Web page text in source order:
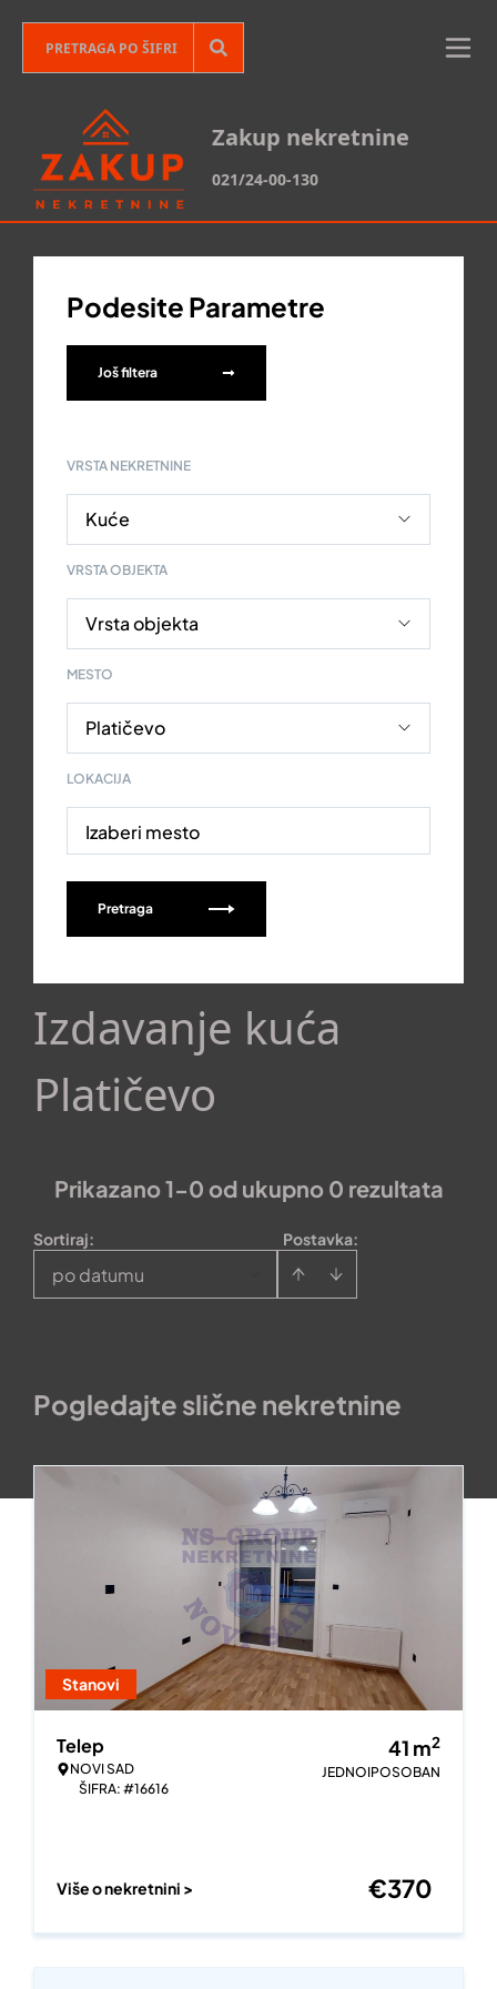
Zakup nekretnine
021/24-00-130
Podesite Parametre
Još filtera
VRSTA NEKRETNINE
VRSTA OBJEKTA
MESTO
LOKACIJA
Izaberi mesto
Pretraga
Izdavanje kuća
Platičevo
Prikazano 1-0 od ukupno 0 rezultata
Postavka:
Sortiraj:
po datumu
Pogledajte slične nekretnine
Stanovi
Telep
NOVI SAD
ŠIFRA: #16616
41 m2
JEDNOIPOSOBAN
Više o nekretnini > €370